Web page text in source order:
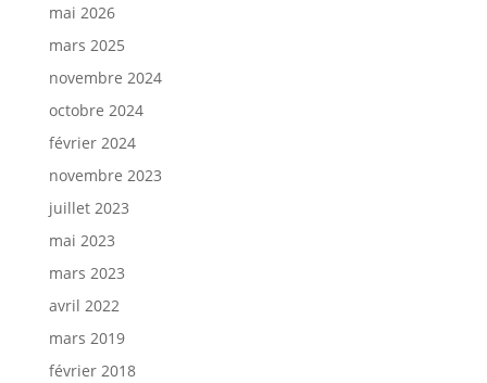
mai 2026
mars 2025
novembre 2024
octobre 2024
février 2024
novembre 2023
juillet 2023
mai 2023
mars 2023
avril 2022
mars 2019
février 2018